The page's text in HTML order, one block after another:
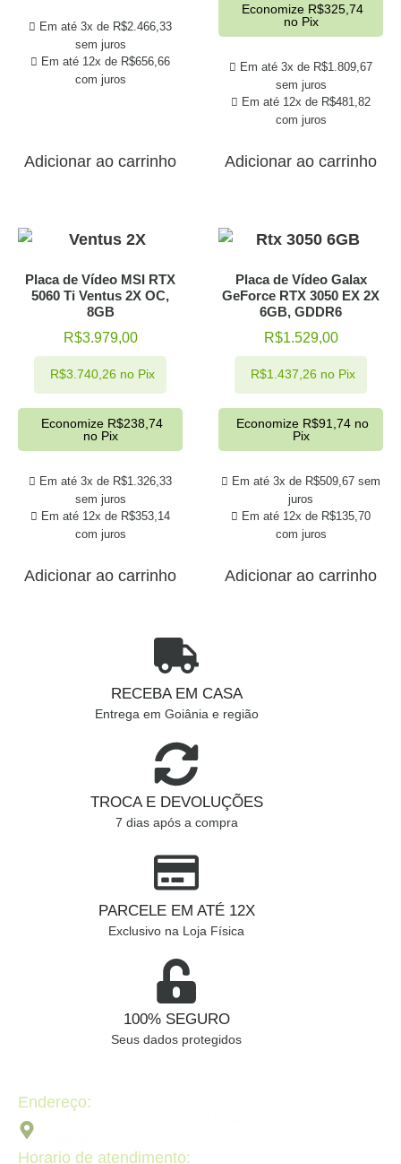
Em até 3x de R$2.466,33
sem juros
Em até 12x de R$656,66
com juros
Adicionar ao carrinho
Em até 3x de R$1.809,67
sem juros
Em até 12x de R$481,82
com juros
Economize R$325,74
no Pix
Adicionar ao carrinho
Placa de Vídeo MSI RTX
5060 Ti Ventus 2X OC,
8GB
R$3.979,00
Em até 3x de R$1.326,33
sem juros
Em até 12x de R$353,14
com juros
R$3.740,26 no Pix
Economize R$238,74
no Pix
Adicionar ao carrinho
Placa de Vídeo Galax
GeForce RTX 3050 EX 2X
6GB, GDDR6
R$1.529,00
Em até 3x de R$509,67 sem
juros
Em até 12x de R$135,70
com juros
R$1.437,26 no Pix
Economize R$91,74 no
Pix
Adicionar ao carrinho
RECEBA EM CASA
Entrega em Goiânia e região
TROCA E DEVOLUÇÕES
7 dias após a compra
PARCELE EM ATÉ 12X
Exclusivo na Loja Física
100% SEGURO
Seus dados protegidos
Endereço:
Horario de atendimento: